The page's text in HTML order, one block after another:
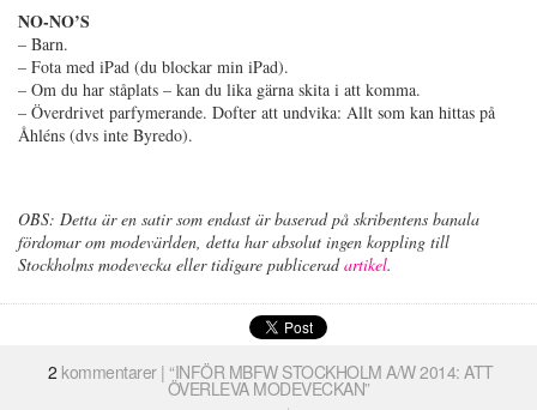
NO-NO’S
– Barn.
– Fota med iPad (du blockar min iPad).
– Om du har ståplats – kan du lika gärna skita i att komma.
– Överdrivet parfymerande. Dofter att undvika: Allt som kan hittas på
Åhléns (dvs inte Byredo).
OBS: Detta är en satir som endast är baserad på skribentens banala
fördomar om modevärlden, detta har absolut ingen koppling till
Stockholms modevecka eller tidigare publiceradartikel.
2 kommentarer | “INFÖR MBFW STOCKHOLM A/W 2014: ATT
ÖVERLEVA MODEVECKAN”